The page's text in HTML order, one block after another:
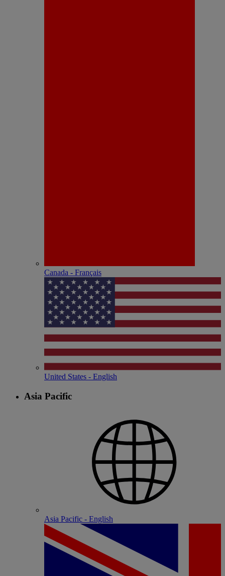
Canada - Français
United States - English
Asia Pacific
Asia Pacific - English